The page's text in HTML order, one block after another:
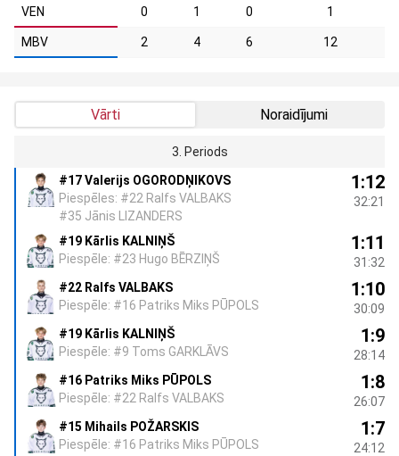
VEN 0 1 0 1
MBV 2 4 6 12
Vārti Noraidījumi
3. Periods
#17 Valerijs OGORODŅIKOVS
Piespēles: #22 Ralfs VALBAKS
#35 Jānis LIZANDERS
1:12
32:21
#19 Kārlis KALNIŅŠ
Piespēle: #23 Hugo BĒRZIŅŠ
1:11
31:32
#22 Ralfs VALBAKS
Piespēle: #16 Patriks Miks PŪPOLS
1:10
30:09
#19 Kārlis KALNIŅŠ
Piespēle: #9 Toms GARKLĀVS
1:9
28:14
#16 Patriks Miks PŪPOLS
Piespēle: #22 Ralfs VALBAKS
1:8
26:07
#15 Mihails POŽARSKIS
Piespēle: #16 Patriks Miks PŪPOLS
1:7
24:12